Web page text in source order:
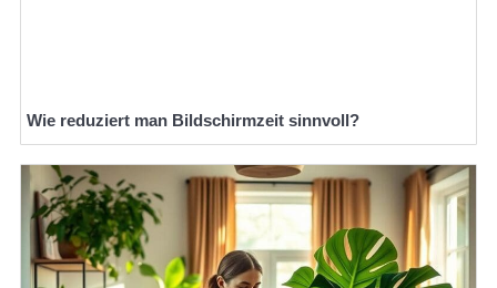
Wie reduziert man Bildschirmzeit sinnvoll?